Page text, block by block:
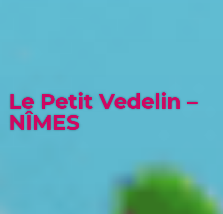
Le Petit Vedelin –
NÎMES